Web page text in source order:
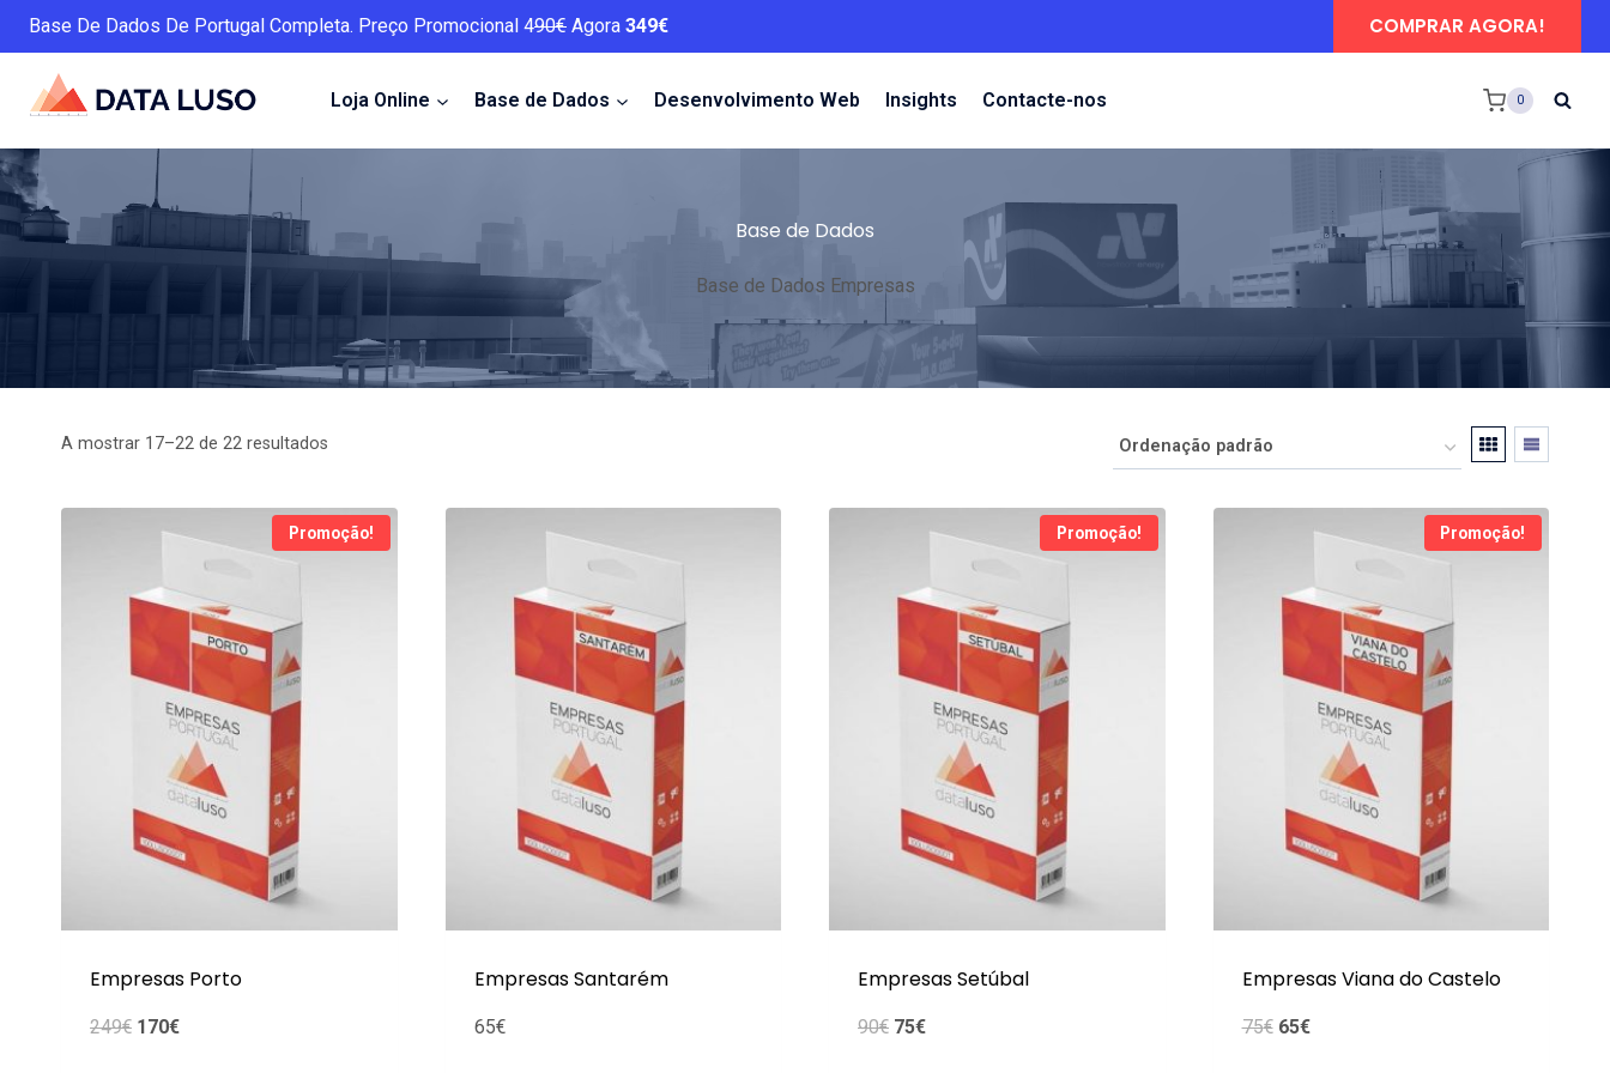
Skip
to
content
Base De Dados De Portugal Completa. Preço Promocional 490€ Agora 349€ COMPRAR AGORA!
Loja Online Base de Dados Desenvolvimento Web Insights Contacte-nos 0
Base de Dados
Base de Dados Empresas
A mostrar 17–22 de 22 resultados
Promoção!
Empresas Porto
249€ O
170€O
Empresas Santarém
65€
Promoção!
Empresas Setúbal
90€ O
75€O
Promoção!
Empresas Viana do Castelo
75€ O
65€O